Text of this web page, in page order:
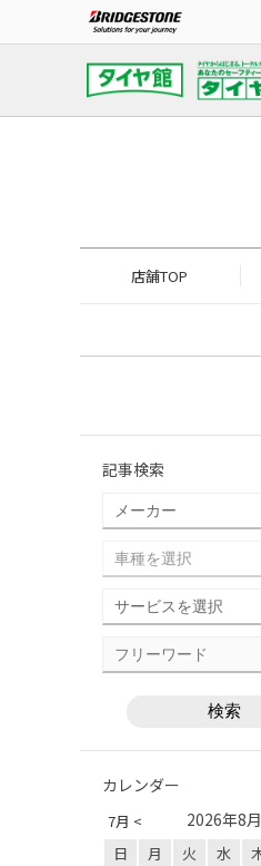
店舗TOP
記事検索
カレンダー
7月 < 2026年8月
日 月 火 水